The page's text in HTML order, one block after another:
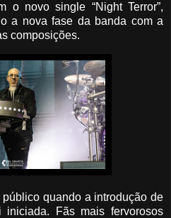
o novo single “Night Terror”,
a nova fase da banda com a
composições.
quando a introdução de
Fãs mais fervorosos